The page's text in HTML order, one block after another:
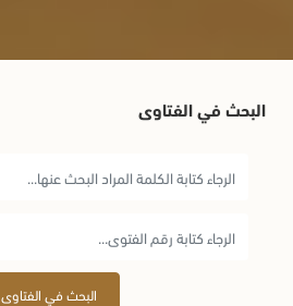
البحث في الفتاوى
البحث في الفتاوى